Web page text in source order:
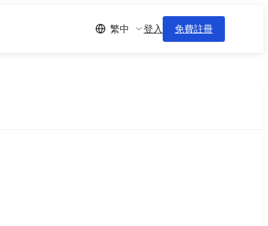
繁中 登入 免費註冊